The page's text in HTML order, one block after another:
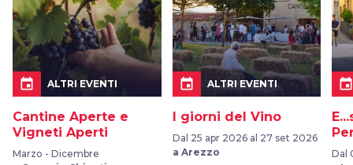
event ALTRI EVENTI
Cantine Aperte e
Vigneti Aperti
Marzo - Dicembre
event ALTRI EVENTI
I giorni del Vino
Dal 25 apr 2026 al 27 set 2026
a Arezzo
Dal